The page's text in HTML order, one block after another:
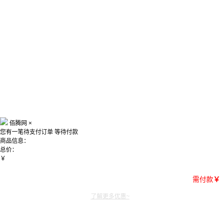
佰腾网 ×
您有一笔待支付订单 等待付款
商品信息：
总价：
￥
需付款￥
了解更多优惠~